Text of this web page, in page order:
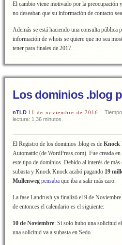
El cambio viene motivado por la preocupación
no deseaban que su información de contacto
Además se está haciendo una consulta pública
información de whois se quiere que no sea
tener para finales de 2017.
Los dominios .blog
nTLD 11 de noviembre de 2016
lectura: 1,36 minutos.
El Registro de los dominios .blog es de Knock
Automattic (de WordPress.com). Fue creada
este tipo de dominios. Debido al interés de
subasta y Knock Knock acabó pagando 19
Mullenweg pensaba que iba a salir más caro.
La fase Landrush ya finalizó el 9 de
de entonces el calendario es el siguiente:
10 de Noviembre: Si solo hubo una solicitud
una solicitud va a subasta en Sedo.